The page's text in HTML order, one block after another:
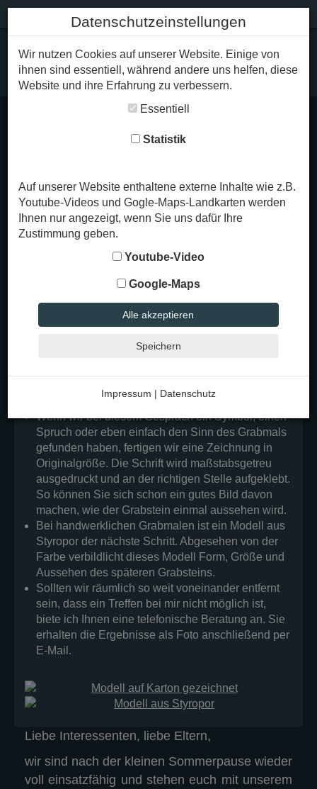
Wie geht ein
sich?
Wenn es Ihnen möglich ist, freue ich mich auf Ihren
Besuch in meiner
Verstorbenen gestalten. Bringen Sie hierzu bitte 2-
3 Stunden Zeit mit, damit ich gut auf Ihre Wünsche
eingehen kann. Keine Sorge, ich sehe es als
meine Aufgabe an, Ihre Wünsche in einer
individuellen Form zum Ausdruck zu bringen. Es
mitbringen. Ich höre Ihnen aufmerksam zu und
Wenn wir bei diesem Gespräch ein Symbol, einen
Spruch oder eben einfach den Sinn des Grabmals
gefunden haben, fertigen wir eine Zeichnung in
Originalgröße. Die Schrift wird maßstabsgetreu
ausgedruckt und an der richtigen Stelle aufgeklebt.
So können Sie sich schon ein gutes Bild davon
machen, wie der Grabstein einmal aussehen wird.
Bei handwerklichen Grabmalen ist ein Modell aus
Styropor der nächste Schritt. Abgesehen von der
Farbe verbildlicht dieses Modell Form, Größe und
Aussehen des späteren Grabsteins.
Sollten wir räumlich so weit voneinander entfernt
sein, dass ein Treffen bei mir nicht möglich ist,
biete ich Ihnen eine telefonische Beratung an. Sie
erhalten die Ergebnisse als Foto anschließend per
E-Mail.
Liebe Interessenten, liebe Eltern,
wir sind nach der kleinen Sommerpause wieder
voll einsatzfähig und stehen euch mit unserem
Datenschutzeinstellungen
Wir nutzen Cookies auf unserer Website. Einige von
ihnen sind essentiell, während andere uns helfen, diese
Website und ihre Erfahrung zu verbessern.
Essentiell
Statistik
Auf unserer Website enthaltene externe Inhalte wie z.B.
Youtube-Videos und Gogle-Maps-Landkarten werden
Ihnen nur angezeigt, wenn Sie uns dafür Ihre
Zustimmung geben.
Youtube-Video
Google-Maps
Alle akzeptieren
Speichern
Impressum Datenschutz